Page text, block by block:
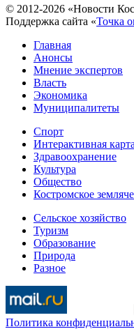
© 2012-2026 «Новости
Поддержка сайта «Точка
Главная
Анонсы
Мнение экспертов
Власть
Экономика
Муниципалитеты
Спорт
Интерактивная карта
Здравоохранение
Культура
Общество
Костромское
Сельское хозяйство
Туризм
Образование
Природа
Разное
Политика